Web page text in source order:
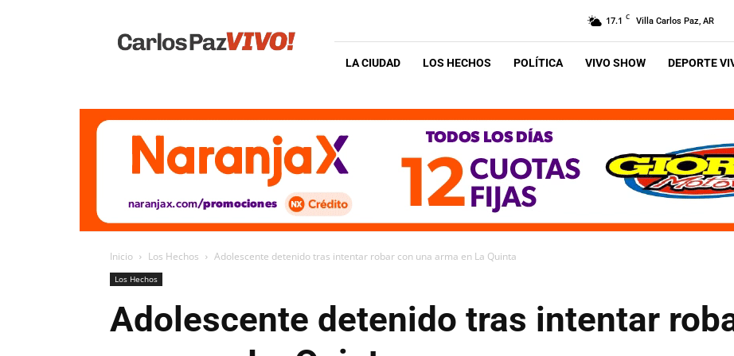
Vivo
17.1 C Villa Carlos Paz, AR
LA CIUDAD LOS HECHOS POLÍTICA VIVO SHOW DEPORTE
Inicio Los Hechos Adolescente detenido tras intentar robar con una arma en La Quinta
Los Hechos
Adolescente detenido tras intentar